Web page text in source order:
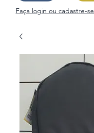
Faça login ou cadastre-se